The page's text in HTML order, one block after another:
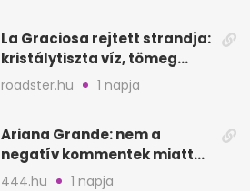
La Graciosa rejtett strandja:
kristálytiszta víz, tömeg
nélkül
roadster.hu 1 napja
Ariana Grande: nem a
negatív kommentek miatt
vonul vissza
444.hu 1 napja